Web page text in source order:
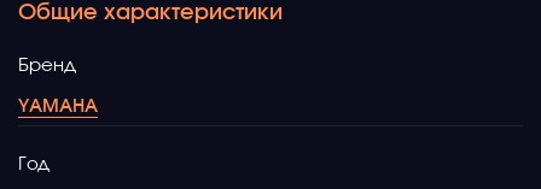
Общие характеристики
Бренд
YAMAHA
Год